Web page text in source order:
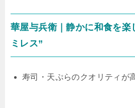
華屋与兵衛｜静かに和食を楽
ミレス”
寿司・天ぷらのクオリティが